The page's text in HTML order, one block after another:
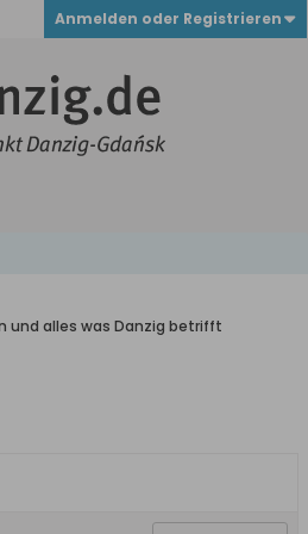
Anmelden oder Registrieren
und alles was Danzig betrifft